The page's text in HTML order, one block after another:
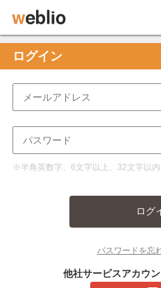
ログイン
※半角英数字、6文字以上、32文字以
ログ
パスワードを忘
他社サービスアカウ